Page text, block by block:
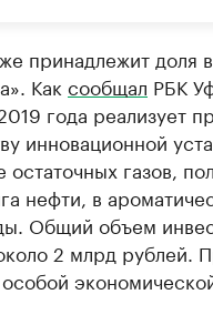
принадлежит доля
Как сообщал РБК
года реализует
инновационной
остаточных газов,
нефти, в
Общий объем
2 млрд рублей.